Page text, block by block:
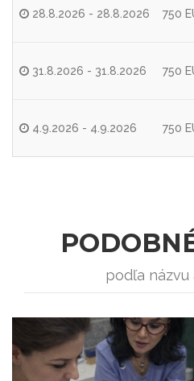
28.8.2026 - 28.8.2026 750
31.8.2026 - 31.8.2026 750
4.9.2026 - 4.9.2026 750
podľa